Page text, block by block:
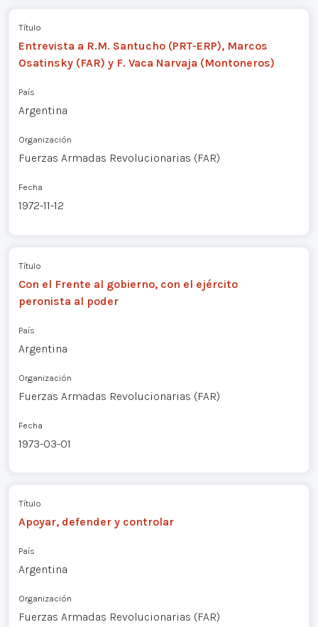
Título
Entrevista a R.M. Santucho (PRT-ERP), Marcos
Osatinsky (FAR) y F. Vaca Narvaja (Montoneros)
País
Argentina
Organización
Fuerzas Armadas Revolucionarias (FAR)
Fecha
1972-11-12
Título
Con el Frente al gobierno, con el ejército
peronista al poder
País
Argentina
Organización
Fuerzas Armadas Revolucionarias (FAR)
Fecha
1973-03-01
Título
Apoyar, defender y controlar
País
Argentina
Organización
Fuerzas Armadas Revolucionarias (FAR)